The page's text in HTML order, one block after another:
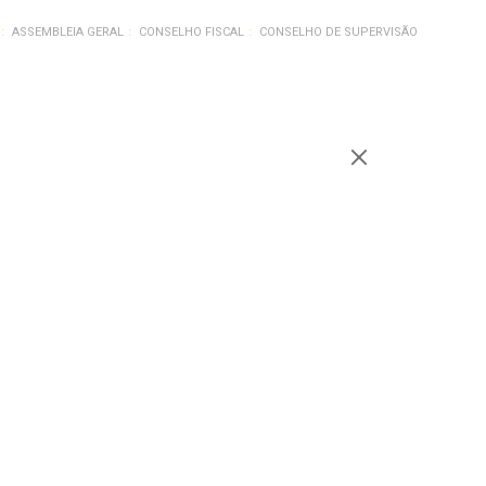
ASSEMBLEIA GERAL CONSELHO FISCAL CONSELHO DE SUPERVISÃO